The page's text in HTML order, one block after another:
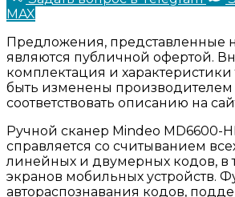
MAX
Предложения, представленные
являются публичной офертой.
комплектация и характеристики
быть изменены производителем
соответствовать описанию на
Ручной сканер Mindeo MD6600-
справляется со считыванием
линейных и двумерных кодов, в
экранов мобильных устройств.
автораспознавания кодов,